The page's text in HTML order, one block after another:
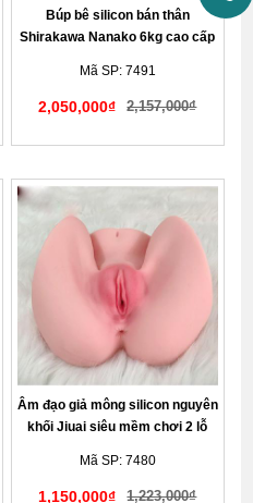
Búp bê silicon bán thân
Shirakawa Nanako 6kg cao cấp
Mã SP: 7491
2,050,000₫ 2,157,000₫
Âm đạo giả mông silicon nguyên
khối Jiuai siêu mềm chơi 2 lỗ
Mã SP: 7480
1,150,000₫ 1,223,000₫